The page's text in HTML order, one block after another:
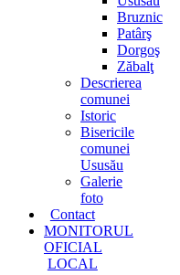
Bruznic
Patârş
Dorgoş
Zăbalţ
Descrierea
comunei
Istoric
Bisericile
comunei
Ususău
Galerie
foto
Contact
MONITORUL
OFICIAL
LOCAL